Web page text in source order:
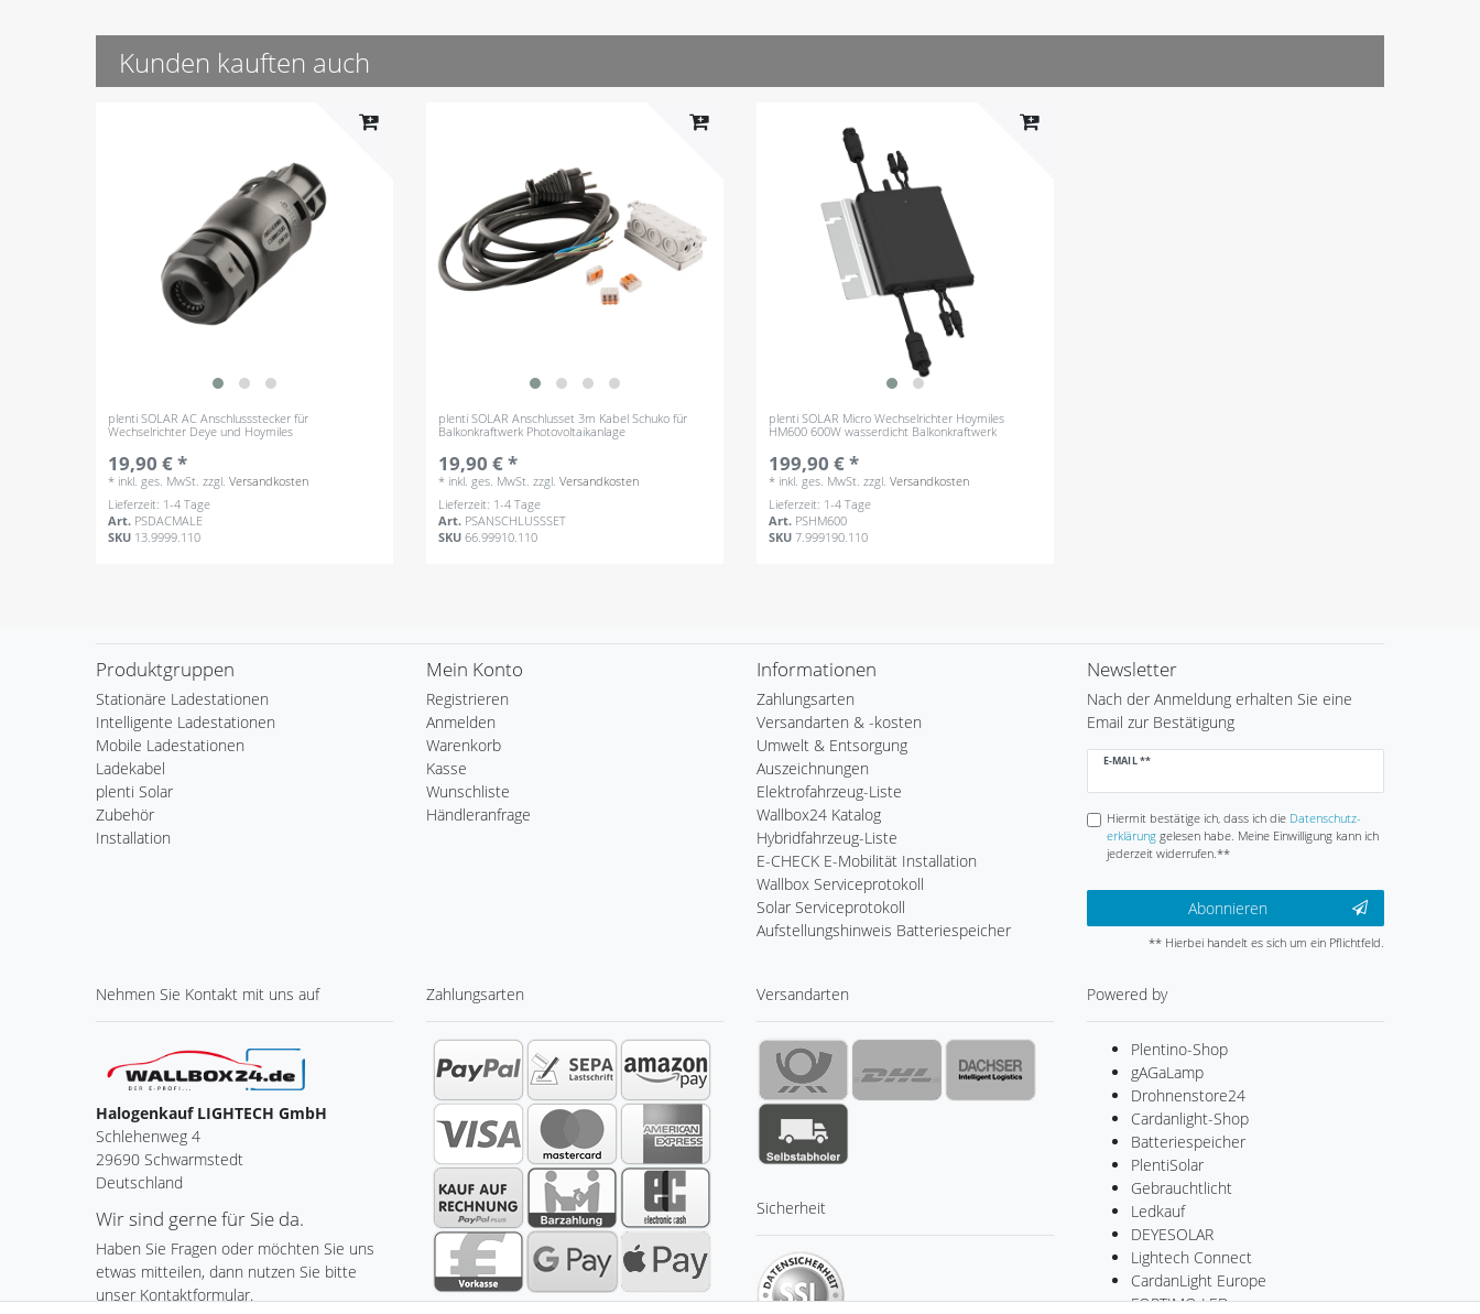
Kunden kauften auch
plenti SOLAR AC Anschlussstecker für
Wechselrichter Deye und Hoymiles
19,90 € *
* inkl. ges. MwSt. zzgl.Versandkosten
Lieferzeit: 1-4 Tage
Art. PSDACMALE
SKU 13.9999.110
plenti SOLAR Anschlusset 3m Kabel Schuko für
Balkonkraftwerk Photovoltaikanlage
19,90 € *
* inkl. ges. MwSt. zzgl.Versandkosten
Lieferzeit: 1-4 Tage
Art. PSANSCHLUSSSET
SKU66.99910.110
plenti SOLAR Micro Wechselrichter Hoymiles
HM600 600W wasserdicht Balkonkraftwerk
199,90 € *
* inkl. ges. MwSt. zzgl.Versandkosten
Lieferzeit: 1-4 Tage
Art. PSHM600
SKU7.999190.110
Produktgruppen
Stationäre Ladestationen
Intelligente Ladestationen
Mobile Ladestationen
Ladekabel
plenti Solar
Zubehör
Installation
Mein Konto
Registrieren
Anmelden
Warenkorb
Kasse
Wunschliste
Händleranfrage
Informationen
Zahlungsarten
Versandarten & -kosten
Umwelt & Entsorgung
Auszeichnungen
Elektrofahrzeug-Liste
Wallbox24 Katalog
Hybridfahrzeug-Liste
E-CHECK E-Mobilität Installation
Wallbox Serviceprotokoll
Solar Serviceprotokoll
Aufstellungshinweis Batteriespeicher
Newsletter
Nach der Anmeldung erhalten Sie eine
Email zur Bestätigung
E-MAIL **
Newsletter
Hiermit bestätige ich, dass ich die Daten­schutz­
erklärunggelesen habe. Meine Einwilligung kann ich
jederzeit widerrufen.**
Abonnieren
** Hierbei handelt es sich um ein Pflichtfeld.
Nehmen Sie Kontakt mit uns auf
Halogenkauf LIGHTECH GmbH
Schlehenweg 4
29690 Schwarmstedt
Deutschland
Wir sind gerne für Sie da.
Haben Sie Fragen oder möchten Sie uns
etwas mitteilen, dann nutzen Sie bitte
unser Kontaktformular.
Zahlungsarten Versandarten
Sicherheit
Powered by
Plentino-Shop
gAGaLamp
Drohnenstore24
Cardanlight-Shop
Batteriespeicher
PlentiSolar
Gebrauchtlicht
Ledkauf
DEYESOLAR
Lightech Connect
CardanLight Europe
FORTIMO LEDs